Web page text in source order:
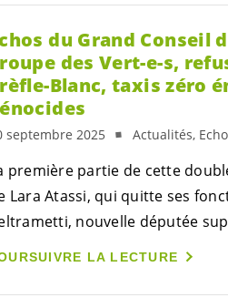
du Grand Conseil
des Vert-e-s,
Blanc, taxis zéro
septembre 2025 Actualités,
première partie de cette
Lara Atassi, qui quitte ses
nouvelle députée
LA LECTURE